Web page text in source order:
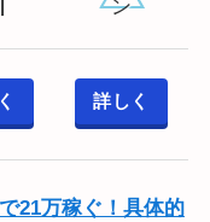
ン
詳しく
21万稼ぐ！具体的